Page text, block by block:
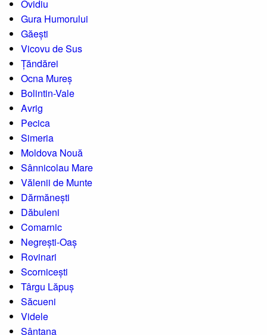
Ovidiu
Gura Humorului
Găești
Vicovu de Sus
Țăndărei
Ocna Mureș
Bolintin-Vale
Avrig
Pecica
Simeria
Moldova Nouă
Sânnicolau Mare
Vălenii de Munte
Dărmănești
Dăbuleni
Comarnic
Negrești-Oaș
Rovinari
Scornicești
Târgu Lăpuș
Săcueni
Videle
Sântana